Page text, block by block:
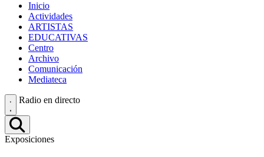
Inicio
Actividades
ARTISTAS
EDUCATIVAS
Centro
Archivo
Comunicación
Mediateca
Radio en directo
Exposiciones